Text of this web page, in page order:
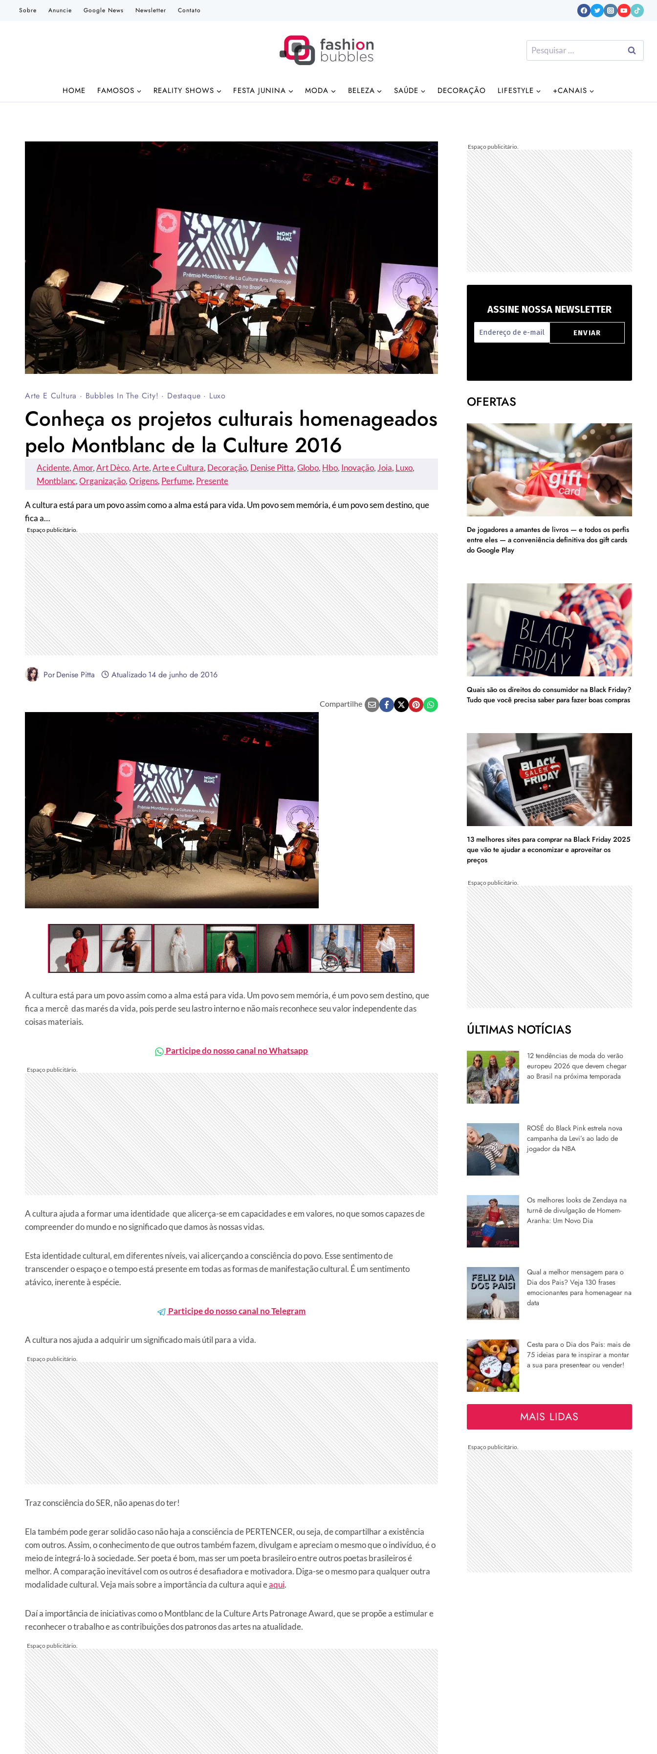
Sobre Anuncie Google News Newsletter Contato
Pesquisar
por:
HOME FAMOSOS REALITY SHOWS FESTA JUNINA MODA BELEZA SAÚDE DECORAÇÃO LIFESTYLE +CANAIS
Arte E Cultura · Bubbles In The City! · Destaque · Luxo
Conheça os projetos culturais homenageados
pelo Montblanc de la Culture 2016
Acidente, Amor, Art Dèco, Arte, Arte e Cultura, Decoração, Denise Pitta, Globo, Hbo, Inovação, Joia, Luxo
Montblanc, Organização, Origens, Perfume, Presente
A cultura está para um povo assim como a alma está para vida. Um povo sem memória, é um povo sem destino, que
fica a…
PorDenise Pitta Atualizado14 de junho de 2016
Compartilhe
A cultura está para um povo assim como a alma está para vida. Um povo sem memória, é um povo sem destino, que
fica a mercê das marés da vida, pois perde seu lastro interno e não mais reconhece seu valor independente das
coisas materiais.
Participe do nosso canal no Whatsapp
A cultura ajuda a formar uma identidade que alicerça-se em capacidades e em valores, no que somos capazes de
compreender do mundo e no significado que damos às nossas vidas.
Esta identidade cultural, em diferentes níveis, vai alicerçando a consciência do povo. Esse sentimento de
transcender o espaço e o tempo está presente em todas as formas de manifestação cultural. É um sentimento
atávico, inerente à espécie.
Participe do nosso canal no Telegram
A cultura nos ajuda a adquirir um significado mais útil para a vida.
Traz consciência do SER, não apenas do ter!
Ela também pode gerar solidão caso não haja a consciência de PERTENCER, ou seja, de compartilhar a existência
com outros. Assim, o conhecimento de que outros também fazem, divulgam e apreciam o mesmo que o indivíduo, é o
meio de integrá-lo à sociedade. Ser poeta é bom, mas ser um poeta brasileiro entre outros poetas brasileiros é
melhor. A comparação inevitável com os outros é desafiadora e motivadora. Diga-se o mesmo para qualquer outra
modalidade cultural. Veja mais sobre a importância da cultura aqui eaqui.
Daí a importância de iniciativas como oMontblanc de la Culture Arts Patronage Award, que se propõe a estimular e
reconhecer o trabalho e as contribuições dos patronos das artes na atualidade.
ASSINE NOSSA NEWSLETTER
OFERTAS
De jogadores a amantes de livros — e todos os perfis
entre eles — a conveniência definitiva dos gift cards
do Google Play
Quais são os direitos do consumidor na Black Friday?
Tudo que você precisa saber para fazer boas compras
13 melhores sites para comprar na Black Friday 2025
que vão te ajudar a economizar e aproveitar os
preços
ÚLTIMAS NOTÍCIAS
12 tendências de moda do verão
europeu 2026 que devem chegar
ao Brasil na próxima temporada
ROSÉ do Black Pink estrela nova
campanha da Levi’s ao lado de
jogador da NBA
Os melhores looks de Zendaya na
turnê de divulgação de Homem-
Aranha: Um Novo Dia
Qual a melhor mensagem para o
Dia dos Pais? Veja 130 frases
emocionantes para homenagear na
data
Cesta para o Dia dos Pais: mais de
75 ideias para te inspirar a montar
a sua para presentear ou vender!
MAIS LIDAS